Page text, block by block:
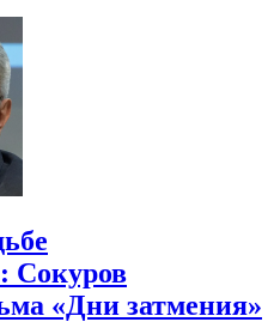
Сокуров
«Дни затмения»